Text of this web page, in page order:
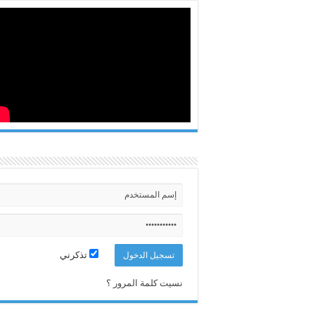
تذكرني
نسيت كلمة المرور ؟